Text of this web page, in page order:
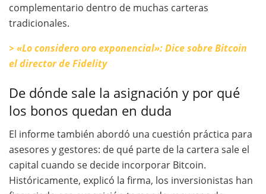
complementario dentro de muchas carteras
tradicionales.
> «Lo considero oro exponencial»: Dice sobre Bitcoin
el director de Fidelity
De dónde sale la asignación y por qué
los bonos quedan en duda
El informe también abordó una cuestión práctica para
asesores y gestores: de qué parte de la cartera sale el
capital cuando se decide incorporar Bitcoin.
Históricamente, explicó la firma, los inversionistas han